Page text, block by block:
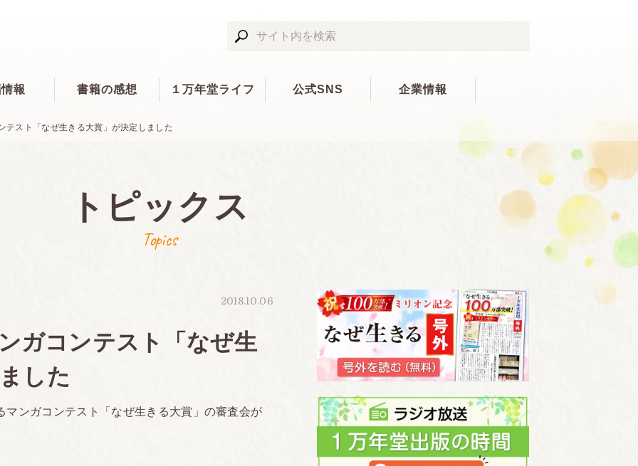
報 書籍の感想 １万年堂ライフ 公式SNS 企業情報
テスト「なぜ生きる大賞」が決定しました
トピックス
Topics
2018.10.06
ガコンテスト「なぜ生
した
ンガコンテスト「なぜ生きる大賞」の審査会が